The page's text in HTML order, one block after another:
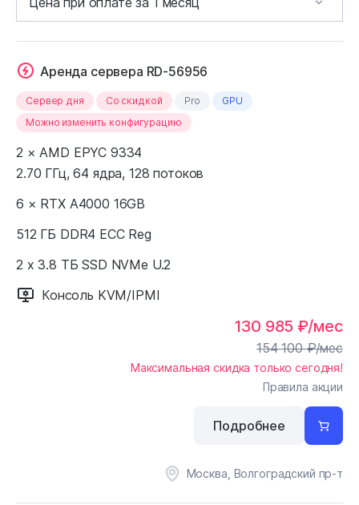
Аренда сервера RD-56956
Сервер дня Cо скидкой Pro
GPU
Можно изменить конфигурацию
2 × AMD EPYC 9334
2.70 ГГц, 64 ядра, 128 потоков
6 × RTX A4000 16GB
512 ГБ DDR4 ECC Reg
2 x 3.8 ТБ SSD NVMe U.2
Консоль KVM/IPMI
130 985 ₽/мес
154 100₽/мес
Максимальная скидка только сегодня!
Правила акции
Москва, Волгоградский пр-т
Подробнее